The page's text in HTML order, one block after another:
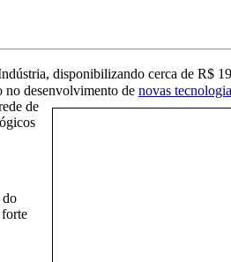
disponibilizando cerca de R$
no desenvolvimento de novas
de
do